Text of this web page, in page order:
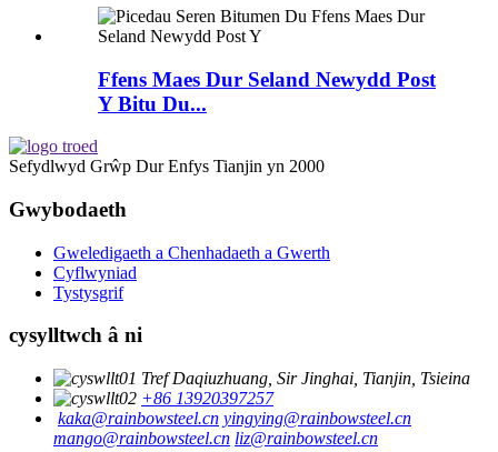
Ffens Maes Dur Seland Newydd Post
Y Bitu Du...
Sefydlwyd Grŵp Dur Enfys Tianjin yn 2000
Gwybodaeth
Gweledigaeth a Chenhadaeth a Gwerth
Cyflwyniad
Tystysgrif
cysylltwch â ni
Tref Daqiuzhuang, Sir Jinghai, Tianjin, Tsieina
+86 13920397257
kaka@rainbowsteel.cn yingying@rainbowsteel.cn
mango@rainbowsteel.cn liz@rainbowsteel.cn